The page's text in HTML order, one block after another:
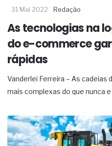
31 Mai 2022 Redação
As tecnologias na
do e-commerce
rápidas
Vanderlei Ferreira – As cadeias
mais complexas do que nunca